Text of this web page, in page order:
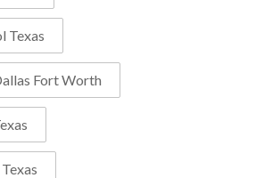
Texas
Fort Worth